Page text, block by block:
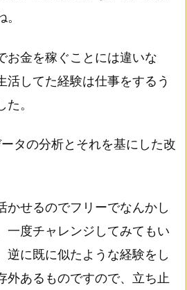
。
お金を稼ぐことには違いな
活してた経験は仕事をするう
た。
タの分析とそれを基にした改
かせるのでフリーでなんかし
一度チャレンジしてみてもい
逆に既に似たような経験をし
外あるものですので、立ち止